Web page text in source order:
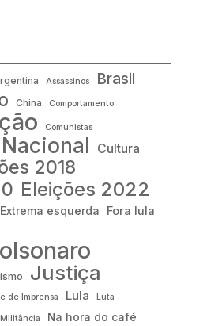
Assassinos Brasil
China Comportamento
Comunistas
Cultura
2018
Eleições 2022
Extrema esquerda Fora lula
Justiça
de Imprensa Lula Luta
Militância Na hora do café